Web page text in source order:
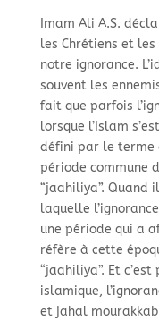
Imam Ali A.S.
les Chrétiens et
notre ignorance.
souvent les
fait que parfois
lorsque l’Islam
défini par le terme
période commune
“jaahiliya”. Quand
laquelle
une période qui a
réfère à cette
“jaahiliya”. Et
islamique,
et jahal